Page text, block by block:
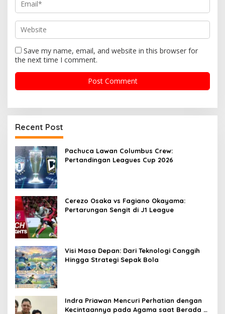
Save my name, email, and website in this browser for
the next time I comment.
Recent Post
Pachuca Lawan Columbus Crew:
Pertandingan Leagues Cup 2026
Cerezo Osaka vs Fagiano Okayama:
Pertarungan Sengit di J1 League
Visi Masa Depan: Dari Teknologi Canggih
Hingga Strategi Sepak Bola
Indra Priawan Mencuri Perhatian dengan
Kecintaannya pada Agama saat Berada di